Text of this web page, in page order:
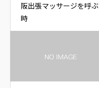
阪出張マッサージを呼ぶ
時